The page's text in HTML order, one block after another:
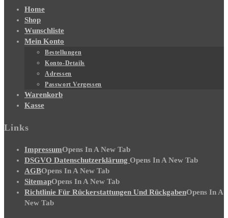
Home
Shop
Wunschliste
Mein Konto
Bestellungen
Konto-Details
Adressen
Passwort Vergessen
Warenkorb
Kasse
Links
ImpressumOpens In A New Tab
DSGVO Datenschutzerklärung Opens In A New Tab
AGBOpens In A New Tab
SitemapOpens In A New Tab
Richtlinie Für Rückerstattungen Und RückgabenOpens In A
New Tab